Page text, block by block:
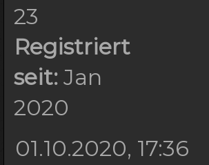
23
Registriert
seit: Jan
2020
01.10.2020, 17:36